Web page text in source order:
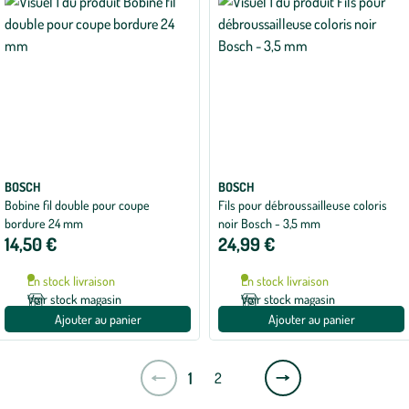
BOSCH
Bobine fil double pour coupe
bordure 24 mm
14,50 €
En stock livraison
Voir stock magasin
Ajouter au panier
BOSCH
Fils pour débroussailleuse coloris
noir Bosch - 3,5 mm
24,99 €
En stock livraison
Voir stock magasin
Ajouter au panier
1 2
Page
suivante